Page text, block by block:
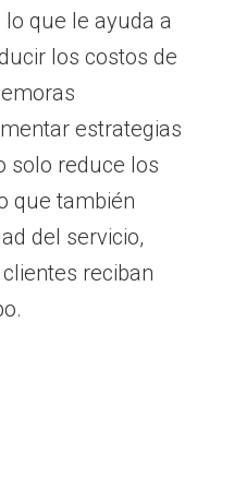
lo que le ayuda a
los costos de
estrategias
solo reduce los
que también
del servicio,
reciban